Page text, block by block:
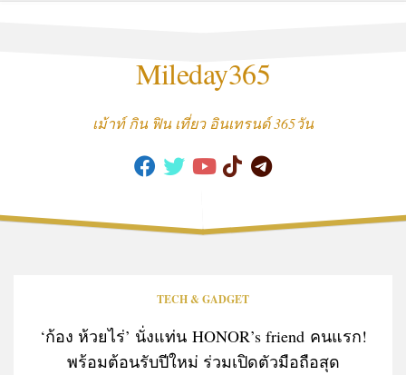
Mileday365
เม้าท์ กิน ฟิน เที่ยว อินเทรนด์ 365วัน
TECH & GADGET
‘ก้อง ห้วยไร่’ นั่งแท่น HONOR’s friend คนแรก!
พร้อมต้อนรับปีใหม่ ร่วมเปิดตัวมือถือสุด